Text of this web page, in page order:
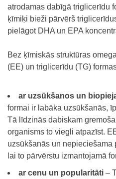
atrodamas dabīgā triglicerīdu
ķīmiķi bieži pārvērš
pielāgot DHA un EPA
Bez ķīmiskās struktūras
(EE) un triglicerīdu (TG)
ar uzsūkšanos un
formai ir labāka uzsūkšanās,
Tā līdzinās dabiskam
organisms to viegli atpazīst.
uzsūkšanās un nepieciešama
lai to pārvērstu izmantojamā
ar cenu un popularitāti –